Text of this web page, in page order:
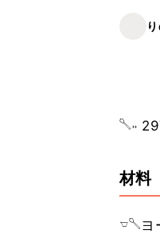
𓌈˒˒
材料
𓎻𓌈ヨ